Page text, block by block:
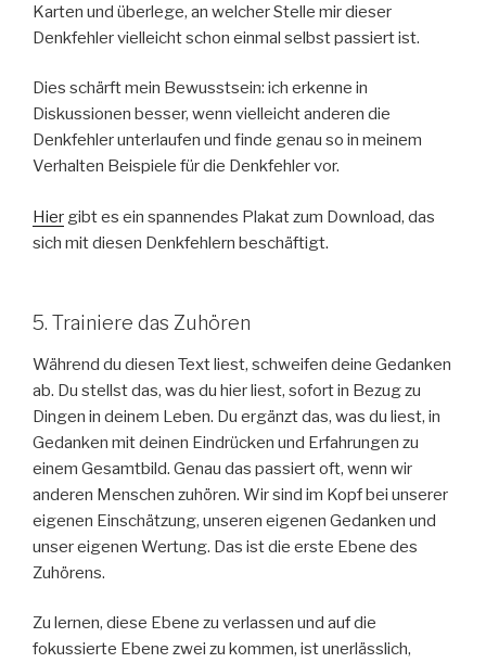
Karten und überlege, an welcher Stelle mir dieser
Denkfehler vielleicht schon einmal selbst passiert ist.
Dies schärft mein Bewusstsein: ich erkenne in
Diskussionen besser, wenn vielleicht anderen die
Denkfehler unterlaufen und finde genau so in meinem
Verhalten Beispiele für die Denkfehler vor.
Hier gibt es ein spannendes Plakat zum Download, das
sich mit diesen Denkfehlern beschäftigt.
5. Trainiere das Zuhören
Während du diesen Text liest, schweifen deine Gedanken
ab. Du stellst das, was du hier liest, sofort in Bezug zu
Dingen in deinem Leben. Du ergänzt das, was du liest, in
Gedanken mit deinen Eindrücken und Erfahrungen zu
einem Gesamtbild. Genau das passiert oft, wenn wir
anderen Menschen zuhören. Wir sind im Kopf bei unserer
eigenen Einschätzung, unseren eigenen Gedanken und
unser eigenen Wertung. Das ist die erste Ebene des
Zuhörens.
Zu lernen, diese Ebene zu verlassen und auf die
fokussierte Ebene zwei zu kommen, ist unerlässlich,